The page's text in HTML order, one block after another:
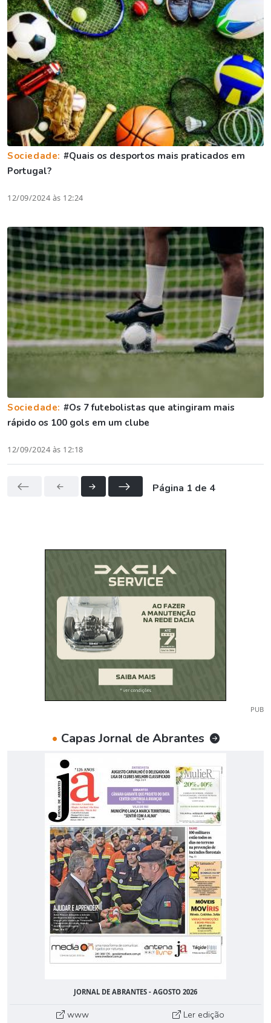
Sociedade: #Quais os desportos mais praticados em
Portugal?
12/09/2024 às 12:24
Sociedade: #Os 7 futebolistas que atingiram mais
rápido os 100 gols em um clube
12/09/2024 às 12:18
Página 1 de 4
PUB
• Capas Jornal de Abrantes
JORNAL DE ABRANTES - AGOSTO 2026
www Ler edição